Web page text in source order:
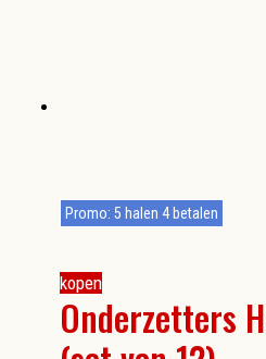
kopen
Onderzetters
Promo: 5 halen 4 betalen